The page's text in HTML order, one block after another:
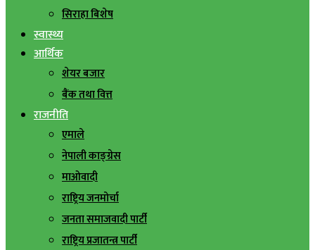
सिराहा बिशेष
स्वास्थ्य
आर्थिक
शेयर बजार
बैंक तथा वित्त
राजनीति
एमाले
नेपाली काङ्ग्रेस
माओवादी
राष्ट्रिय जनमोर्चा
जनता समाजवादी पार्टी
राष्ट्रिय प्रजातन्त्र पार्टी